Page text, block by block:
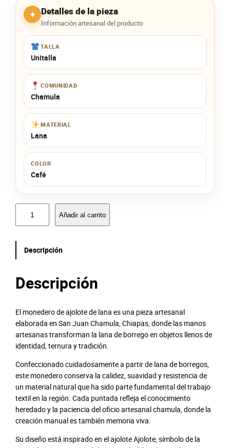
✦ Detalles de la pieza
Información artesanal del producto
TALLA
Unitalla
COMUNIDAD
Chamula
MATERIAL
Lana
COLOR
Café
e
r
o
j
o
l
o
e
c
a
n
t
i
a
Añadir al carrito
Descripción
Descripción
El monedero de ajolote de lana es una pieza artesanal
elaborada en San Juan Chamula, Chiapas, donde las manos
artesanas transforman la lana de borrego en objetos llenos de
identidad, ternura y tradición.
Confeccionado cuidadosamente a partir de lana de borregos,
este monedero conserva la calidez, suavidad y resistencia de
un material natural que ha sido parte fundamental del trabajo
textil en la región. Cada puntada refleja el conocimiento
heredado y la paciencia del oficio artesanal chamula, donde la
creación manual es también memoria viva.
Su diseño está inspirado en el ajolote Ajolote, símbolo de la